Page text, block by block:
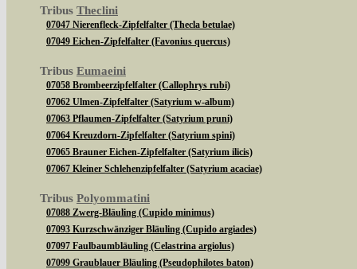
Tribus Theclini
07047 Nierenfleck-Zipfelfalter (Thecla betulae)
07049 Eichen-Zipfelfalter (Favonius quercus)
Tribus Eumaeini
07058 Brombeerzipfelfalter (Callophrys rubi)
07062 Ulmen-Zipfelfalter (Satyrium w-album)
07063 Pflaumen-Zipfelfalter (Satyrium pruni)
07064 Kreuzdorn-Zipfelfalter (Satyrium spini)
07065 Brauner Eichen-Zipfelfalter (Satyrium ilicis)
07067 Kleiner Schlehenzipfelfalter (Satyrium acaciae)
Tribus Polyommatini
07088 Zwerg-Bläuling (Cupido minimus)
07093 Kurzschwänziger Bläuling (Cupido argiades)
07097 Faulbaumbläuling (Celastrina argiolus)
07099 Graublauer Bläuling (Pseudophilotes baton)